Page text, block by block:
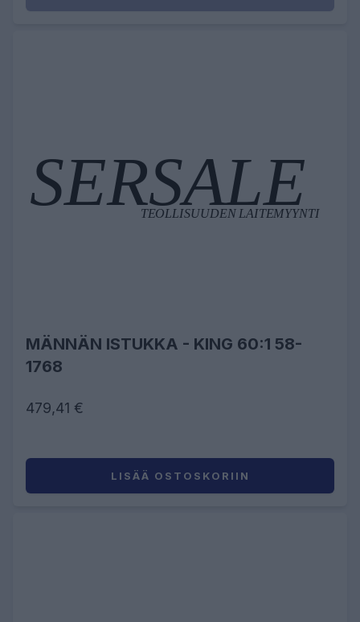
MÄNNÄN ISTUKKA - KING 60:1 58-
1768
479,41 €
LISÄÄ OSTOSKORIIN